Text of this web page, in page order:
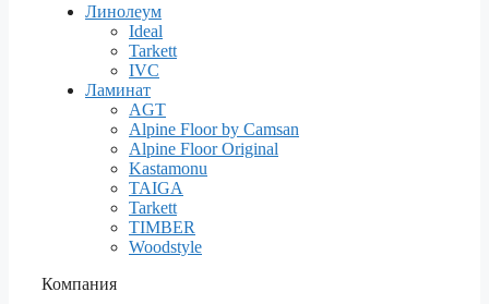
Линолеум
Ideal
Tarkett
IVC
Ламинат
AGT
Alpine Floor by Camsan
Alpine Floor Original
Kastamonu
TAIGA
Tarkett
TIMBER
Woodstyle
Компания